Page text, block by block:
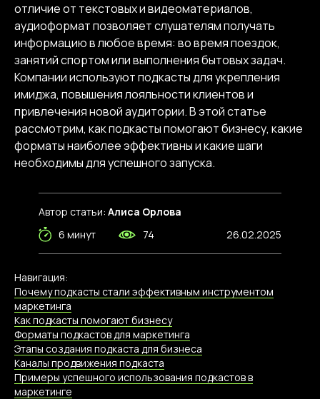
отличие от текстовых и видеоматериалов,
аудиоформат позволяет слушателям получать
информацию в любое время: во время поездок,
занятий спортом или выполнения бытовых задач.
Компании используют подкасты для укрепления
имиджа, повышения лояльности клиентов и
привлечения новой аудитории. В этой статье
рассмотрим, как подкасты помогают бизнесу, какие
форматы наиболее эффективны и какие шаги
необходимы для успешного запуска.
Автор статьи: Алиса Орлова
26.02.2025
6 минут 74
Навигация:
Почему подкасты стали эффективным инструментом
маркетинга
Как подкасты помогают бизнесу
Форматы подкастов для маркетинга
Этапы создания подкаста для бизнеса
Каналы продвижения подкаста
Примеры успешного использования подкастов в
маркетинге